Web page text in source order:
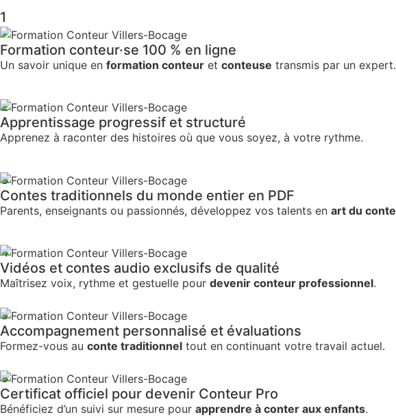
1
Formation conteur·se 100 % en ligne
Un savoir unique en formation conteur et conteuse transmis par un expert.
2
Apprentissage progressif et structuré
Apprenez à raconter des histoires où que vous soyez, à votre rythme.
3
Contes traditionnels du monde entier en PDF
Parents, enseignants ou passionnés, développez vos talents en art du conte
4
Vidéos et contes audio exclusifs de qualité
Maîtrisez voix, rythme et gestuelle pour devenir conteur professionnel.
5
Accompagnement personnalisé et évaluations
Formez-vous au conte traditionnel tout en continuant votre travail actuel.
6
Certificat officiel pour devenir Conteur Pro
Bénéficiez d’un suivi sur mesure pour apprendre à conter aux enfants.